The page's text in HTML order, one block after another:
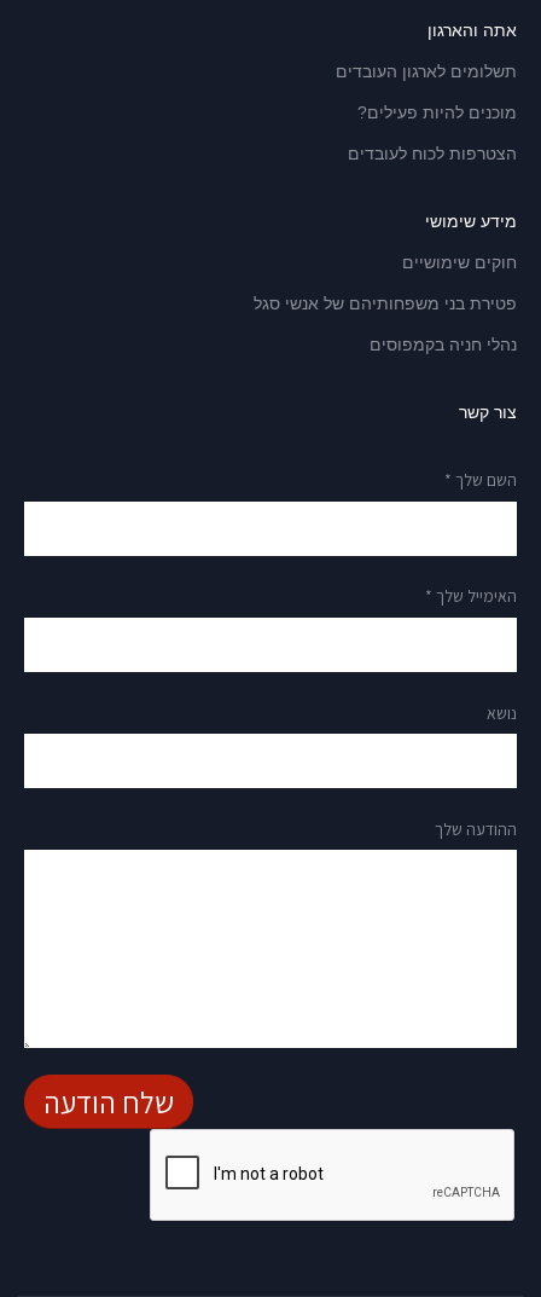
אתה והארגון
תשלומים לארגון העובדים
מוכנים להיות פעילים?
הצטרפות לכוח לעובדים
מידע שימושי
חוקים שימושיים
פטירת בני משפחותיהם של אנשי סגל
נהלי חניה בקמפוסים
צור קשר
השם שלך *
האימייל שלך *
נושא
ההודעה שלך